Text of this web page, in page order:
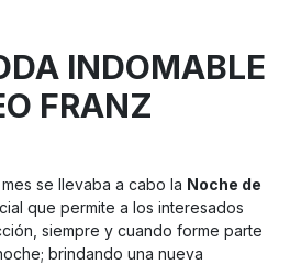
INDOMABLE
FRANZ
se llevaba a cabo la Noche de
que permite a los interesados
siempre y cuando forme parte
brindando una nueva